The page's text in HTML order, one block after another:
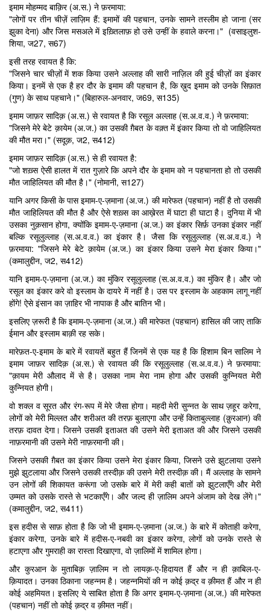
इमाम मोहम्मद बाक़िर (अ.स.) ने फ़रमाया:
"लोगों पर तीन चीज़ें लाज़िम हैं: इमामों की पहचान, उनके सामने तस्लीम हो जाना (सर
झुका देना) और जिस मसअले में इख़्तिलाफ़ हो उसे उन्हीं के हवाले करना।" (वसाइलुश-
शिया, ज27, स67)
इसी तरह रवायत है कि:
"जिसने चार चीज़ों में शक किया उसने अल्लाह की सारी नाज़िल की हुई चीज़ों का इंकार
किया। इनमें से एक है हर दौर के इमाम की पहचान है, कि ख़ुद इमाम को उनके सिफ़ात
(गुण) के साथ पहचाने।" (बिहारुल-अनवार, ज69, स135)
इमाम जाफ़र सादिक़ (अ.स.) से रवायत है कि रसूल अल्लाह (स.अ.व.व.) ने फ़रमाया:
"जिसने मेरे बेटे क़ायेम (अ.ज.) का उसकी ग़ैबत के वक़्त में इंकार किया तो वो जाहिलियत
की मौत मरा।" (सदूक़, ज2, स412)
इमाम जाफ़र सादिक़ (अ.स.) से ही रवायत है:
"जो शख़्स ऐसी हालत में रात गुज़ारे कि अपने दौर के इमाम को न पहचानता हो तो उसकी
मौत जाहिलियत की मौत है।" (नोमानी, स127)
यानि अगर किसी के पास इमाम-ए-ज़माना (अ.ज.) की मारेफत (पहचान) नहीं है तो उसकी
मौत जाहिलियत की मौत है और ऐसे शख़्स का आख़ेरत में घाटा ही घाटा है। दुनिया में भी
उसका नुक़सान होगा, क्योंकि इमाम-ए-ज़माना (अ.ज.) का इंकार सिर्फ़ उनका इंकार नहीं
बल्कि रसूलुल्लाह (स.अ.व.व.) का इंकार है। जैसा कि रसूलुल्लाह (स.अ.व.व.) ने
फ़रमाया: "जिसने मेरे बेटे क़ायेम (अ.ज.) का इंकार किया उसने मेरा इंकार किया।"
(कमालुद्दीन, ज2, स412)
यानि इमाम-ए-ज़माना (अ.ज.) का मुंकिर रसूलुल्लाह (स.अ.व.व.) का मुंकिर है। और जो
रसूल का इंकार करे वो इस्लाम के दायरे में नहीं है। उस पर इस्लाम के अहकाम लागू नहीं
होंगे! ऐसे इंसान का ज़ाहिर भी नापाक है और बातिन भी।
इसलिए ज़रूरी है कि इमाम-ए-ज़माना (अ.ज.) की मारेफत (पहचान) हासिल की जाए ताकि
ईमान और इस्लाम बाक़ी रह सके।
मारेफ़त-ए-इमाम के बारे में रवायतें बहुत हैं जिनमें से एक यह है कि हिशाम बिन सालिम ने
इमाम जाफ़र सादिक़ (अ.स.) से रवायत की कि रसूलुल्लाह (स.अ.व.व.) ने फ़रमाया:
"क़ायम मेरी औलाद में से है। उसका नाम मेरा नाम होगा और उसकी कुन्नियत मेरी
कुन्नियत होगी।
वो शक्ल व सूरत और रंग-रूप में मेरे जैसा होगा। महदी मेरी सुन्नत के साथ ज़हूर करेगा,
लोगों को मेरी मिल्लत और शरीअत की तरफ़ बुलाएगा और उन्हें किताबुल्लाह (क़ुरआन) की
तरफ़ दावत देगा। जिसने उसकी इताअत की उसने मेरी इताअत की और जिसने उसकी
नाफ़रमानी की उसने मेरी नाफ़रमानी की।
जिसने उसकी ग़ैबत का इंकार किया उसने मेरा इंकार किया, जिसने उसे झुटलाया उसने
मुझे झुटलाया और जिसने उसकी तस्दीक़ की उसने मेरी तस्दीक़ की। मैं अल्लाह के सामने
उन लोगों की शिकायत करूंगा जो उसके बारे में मेरी कही बातों को झुटलाएँगे और मेरी
उम्मत को उसके रास्ते से भटकाएँगे। और जल्द ही ज़ालिम अपने अंजाम को देख लेंगे।"
(कमालुद्दीन, ज2, स411)
इस हदीस से साफ़ होता है कि जो भी इमाम-ए-ज़माना (अ.ज.) के बारे में कोताही करेगा,
इंकार करेगा, उनके बारे में हदीस-ए-नबवी का इंकार करेगा, लोगों को उनके रास्ते से
हटाएगा और गुमराही का रास्ता दिखाएगा, वो ज़ालिमों में शामिल होगा।
और कुरआन के मुताबिक़ ज़ालिम न तो लायक़-ए-हिदायत हैं और न ही क़ाबिल-ए-
क़ियादत। उनका ठिकाना जहन्नम है। जहन्नमियों की न कोई क़द्र व क़ीमत हैं और न ही
कोई अहमियत। इसलिए ये साबित होता है कि अगर इमाम-ए-ज़माना (अ.ज.) की मारेफत
(पहचान) नहीं तो कोई क़द्र व क़ीमत नहीं।